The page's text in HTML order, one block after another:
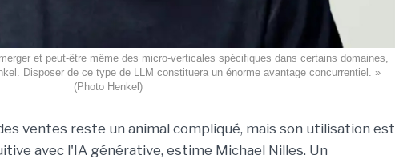
et peut-être même des micro-verticales spécifiques dans certains domaines,
Disposer de ce type de LLM constituera un énorme avantage concurrentiel. »
(Photo Henkel)
ventes reste un animal compliqué, mais son utilisation est
avec l'IA générative, estime Michael Nilles. Un